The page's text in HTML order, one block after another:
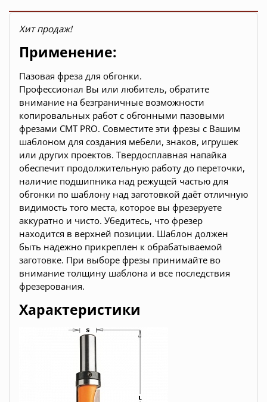
Хит продаж!
Применение:
Пазовая фреза для обгонки.
Профессионал Вы или любитель, обратите
внимание на безграничные возможности
копировальных работ с обгонными пазовыми
фрезами CMT PRO. Совместите эти фрезы с Вашим
шаблоном для создания мебели, знаков, игрушек
или других проектов. Твердосплавная напайка
обеспечит продолжительную работу до переточки,
наличие подшипника над режущей частью для
обгонки по шаблону над заготовкой даёт отличную
видимость того места, которое вы фрезеруете
аккуратно и чисто. Убедитесь, что фрезер
находится в верхней позиции. Шаблон должен
быть надежно прикреплен к обрабатываемой
заготовке. При выборе фрезы принимайте во
внимание толщину шаблона и все последствия
фрезерования.
Характеристики